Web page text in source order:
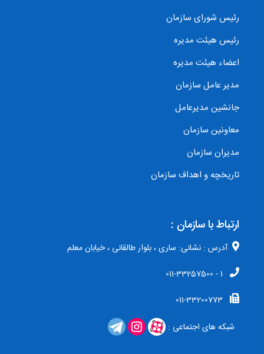
رئیس شورای سازمان
رئیس هیئت مدیره
اعضاء هیئت مدیره
مدیر عامل سازمان
جانشین مدیرعامل
معاونین سازمان
مدیران سازمان
تاریخچه و اهداف سازمان
ارتباط با سازمان :
آدرس : نشانی: ساری ، بلوار طالقانی ، خیابان معلم
1 - 011-33257500
011-33200773
شبکه های اجتماعی :